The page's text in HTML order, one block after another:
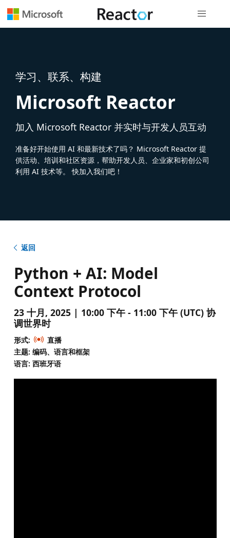
学习、联系、构建
Microsoft Reactor
加入 Microsoft Reactor 并实时与开发人员互动
准备好开始使用 AI 和最新技术了吗？ Microsoft Reactor 提
供活动、培训和社区资源，帮助开发人员、企业家和初创公司
利用 AI 技术等。 快加入我们吧！
返回
Python + AI: Model
Context Protocol
23 十月, 2025 | 10:00 下午 - 11:00 下午 (UTC) 协
调世界时
形式:
直播
主题: 编码、语言和框架
语言: 西班牙语